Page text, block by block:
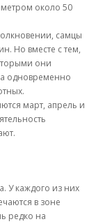
около 50
самцы
Но вместе с тем,
они
одновременно
март, апрель и
У каждого из них
в зоне
редко на